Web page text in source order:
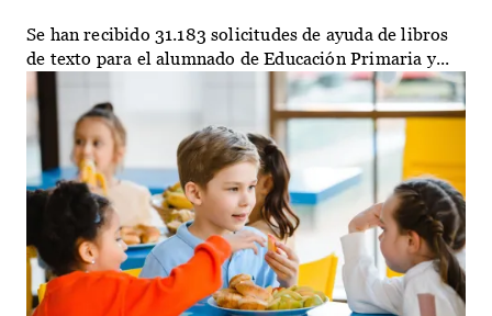
Se han recibido 31.183 solicitudes de ayuda de libros
de texto para el alumnado de Educación Primaria y...